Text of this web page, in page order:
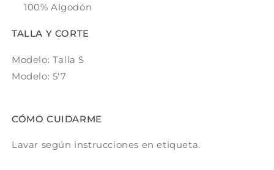
100% Algodón
TALLA Y CORTE
Modelo: Talla S
Modelo: 5'7
CÓMO CUIDARME
Lavar según instrucciones en etiqueta.